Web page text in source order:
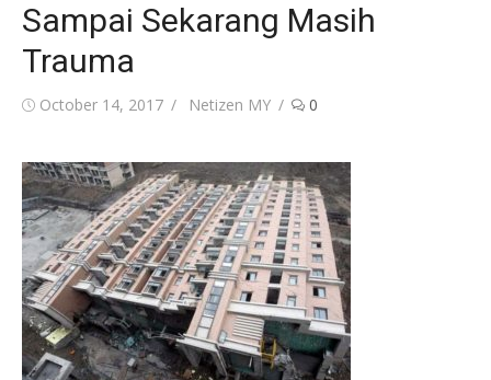
Sampai Sekarang Masih
Trauma
Posted
October 14, 2017 Author
Netizen MY 0